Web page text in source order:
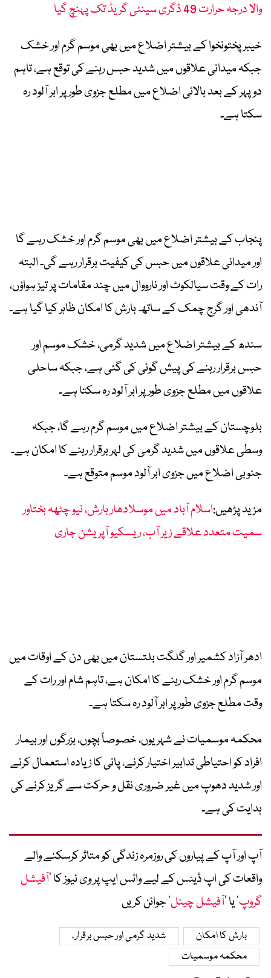
والا درجہ حرارت 49 ڈگری سینٹی گریڈ تک پہنچ گیا
خیبرپختونخوا کے بیشتر اضلاع میں بھی موسم گرم اور خشک
جبکہ میدانی علاقوں میں شدید حبس رہنے کی توقع ہے، تاہم
دوپہر کے بعد بالائی اضلاع میں مطلع جزوی طور پر ابر آلود رہ
سکتا ہے۔
پنجاب کے بیشتر اضلاع میں بھی موسم گرم اور خشک رہے گا
اور میدانی علاقوں میں حبس کی کیفیت برقرار رہے گی۔ البتہ
رات کے وقت سیالکوٹ اور نارووال میں چند مقامات پر تیز ہواؤں،
آندھی اور گرج چمک کے ساتھ بارش کا امکان ظاہر کیا گیا ہے۔
سندھ کے بیشتر اضلاع میں شدید گرمی، خشک موسم اور
حبس برقرار رہنے کی پیش گوئی کی گئی ہے، جبکہ ساحلی
علاقوں میں مطلع جزوی طور پر ابر آلود رہ سکتا ہے۔
بلوچستان کے بیشتر اضلاع میں موسم گرم رہے گا، جبکہ
وسطی علاقوں میں شدید گرمی کی لہر برقرار رہنے کا امکان ہے۔
جنوبی اضلاع میں جزوی ابر آلود موسم متوقع ہے۔
مزید پڑھیں:اسلام آباد میں موسلادھار بارش، نیو چٹھہ بختاور
سمیت متعدد علاقے زیر آب، ریسکیو آپریشن جاری
ادھر آزاد کشمیر اور گلگت بلتستان میں بھی دن کے اوقات میں
موسم گرم اور خشک رہنے کا امکان ہے، تاہم شام اور رات کے
وقت مطلع جزوی طور پر ابر آلود رہ سکتا ہے۔
محکمہ موسمیات نے شہریوں، خصوصاً بچوں، بزرگوں اور بیمار
افراد کو احتیاطی تدابیر اختیار کرنے، پانی کا زیادہ استعمال کرنے
اور شدید دھوپ میں غیر ضروری نقل و حرکت سے گریز کرنے کی
ہدایت کی ہے۔
آپ اور آپ کے پیاروں کی روزمرہ زندگی کو متاثر کرسکنے والے
واقعات کی اپ ڈیٹس کے لیے واٹس ایپ پر وی نیوز کا ’آفیشل
گروپ‘ یا ’آفیشل چینل‘ جوائن کریں
بارش کا امکان
شدید گرمی اور حبس برقرار،
محکمہ موسمیات